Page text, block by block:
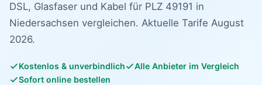
DSL, Glasfaser und Kabel für PLZ 49191 in
Niedersachsen vergleichen. Aktuelle Tarife August
2026.
Kostenlos & unverbindlich
Alle Anbieter im Vergleich
Sofort online bestellen